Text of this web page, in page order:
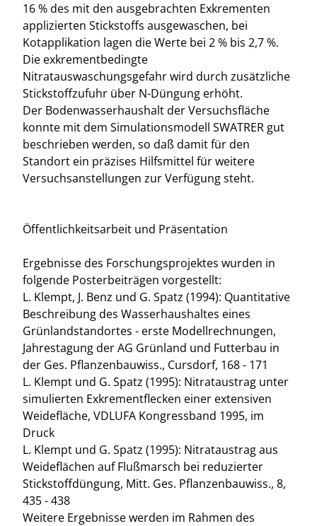
16 % des mit den ausgebrachten Exkrementen
applizierten Stickstoffs ausgewaschen, bei
Kotapplikation lagen die Werte bei 2 % bis 2,7 %.
Die exkrementbedingte
Nitratauswaschungsgefahr wird durch zusätzliche
Stickstoffzufuhr über N-Düngung erhöht.
Der Bodenwasserhaushalt der Versuchsfläche
konnte mit dem Simulationsmodell SWATRER gut
beschrieben werden, so daß damit für den
Standort ein präzises Hilfsmittel für weitere
Versuchsanstellungen zur Verfügung steht.
Öffentlichkeitsarbeit und Präsentation
Ergebnisse des Forschungsprojektes wurden in
folgende Posterbeiträgen vorgestellt:
L. Klempt, J. Benz und G. Spatz (1994): Quantitative
Beschreibung des Wasserhaushaltes eines
Grünlandstandortes - erste Modellrechnungen,
Jahrestagung der AG Grünland und Futterbau in
der Ges. Pflanzenbauwiss., Cursdorf, 168 - 171
L. Klempt und G. Spatz (1995): Nitrataustrag unter
simulierten Exkrementflecken einer extensiven
Weidefläche, VDLUFA Kongressband 1995, im
Druck
L. Klempt und G. Spatz (1995): Nitrataustrag aus
Weideflächen auf Flußmarsch bei reduzierter
Stickstoffdüngung, Mitt. Ges. Pflanzenbauwiss., 8,
435 - 438
Weitere Ergebnisse werden im Rahmen des